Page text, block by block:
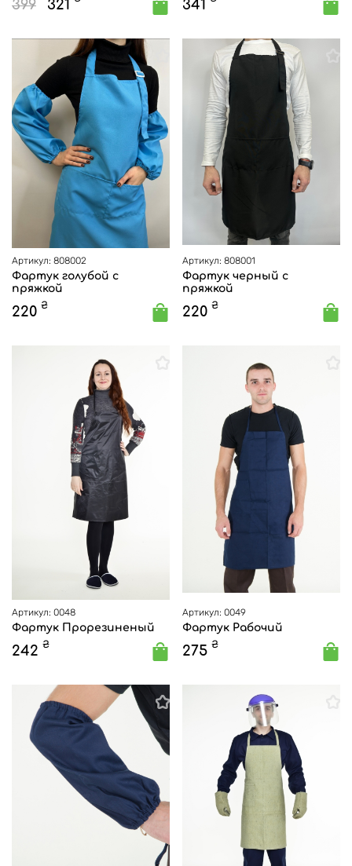
399 321 341
Артикул: 808002
Фартук голубой с
пряжкой
220 ₴
Артикул: 808001
Фартук черный с
пряжкой
220 ₴
Артикул: 0048
Фартук Прорезиненый
242 ₴
Артикул: 0049
Фартук Рабочий
275 ₴